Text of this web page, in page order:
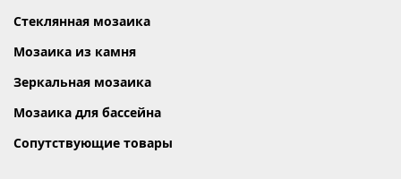
Стеклянная мозаика
Мозаика из камня
Зеркальная мозаика
Мозаика для бассейна
Сопутствующие товары